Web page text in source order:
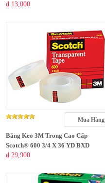
₫ 13,000
Mua Hàng
Băng Keo 3M Trong Cao Cấp
Scotch® 600 3/4 X 36 YD BXD
₫ 29,900